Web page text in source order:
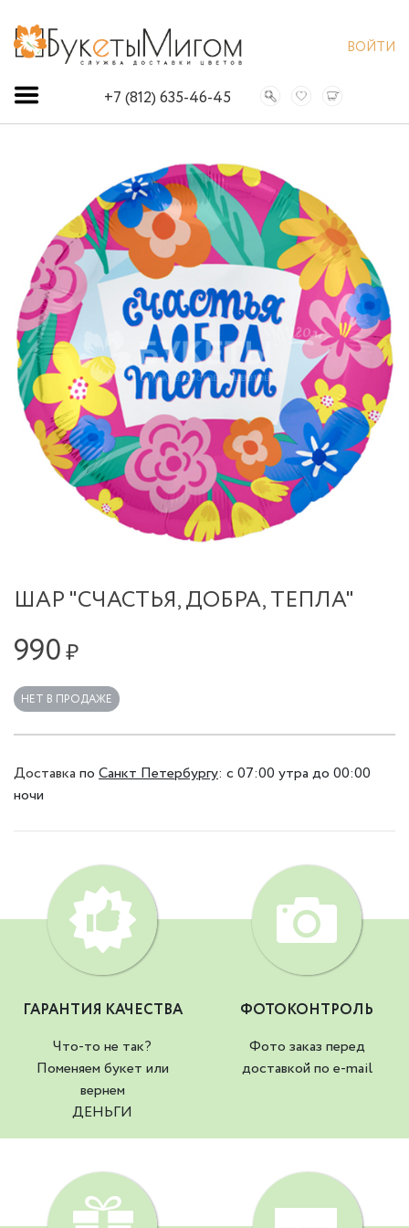
ВОЙТИ
+7 (812) 635-46-45
ШАР "СЧАСТЬЯ, ДОБРА, ТЕПЛА"
990₽
НЕТ В ПРОДАЖЕ
Доставка по Санкт Петербургу: с 07:00 утра до 00:00
ночи
ГАРАНТИЯ КАЧЕСТВА
Что-то не так?
Поменяем букет или
вернем
ДЕНЬГИ
ФОТОКОНТРОЛЬ
Фото заказ перед
доставкой по e-mail